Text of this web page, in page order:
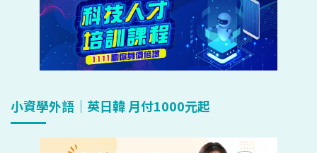
小資學外語｜英日韓 月付1000元起